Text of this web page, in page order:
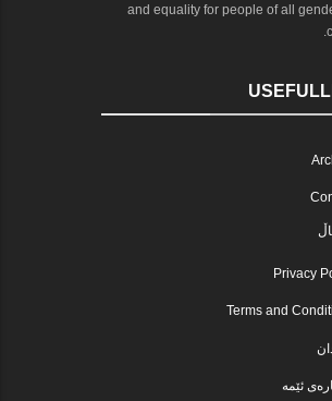
and equality for people of all
Privacy
Terms and
ئێمە